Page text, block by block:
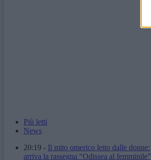
Più letti
News
20:19 - Il mito omerico letto dalle donne:
arriva la rassegna “Odissea al femminile”